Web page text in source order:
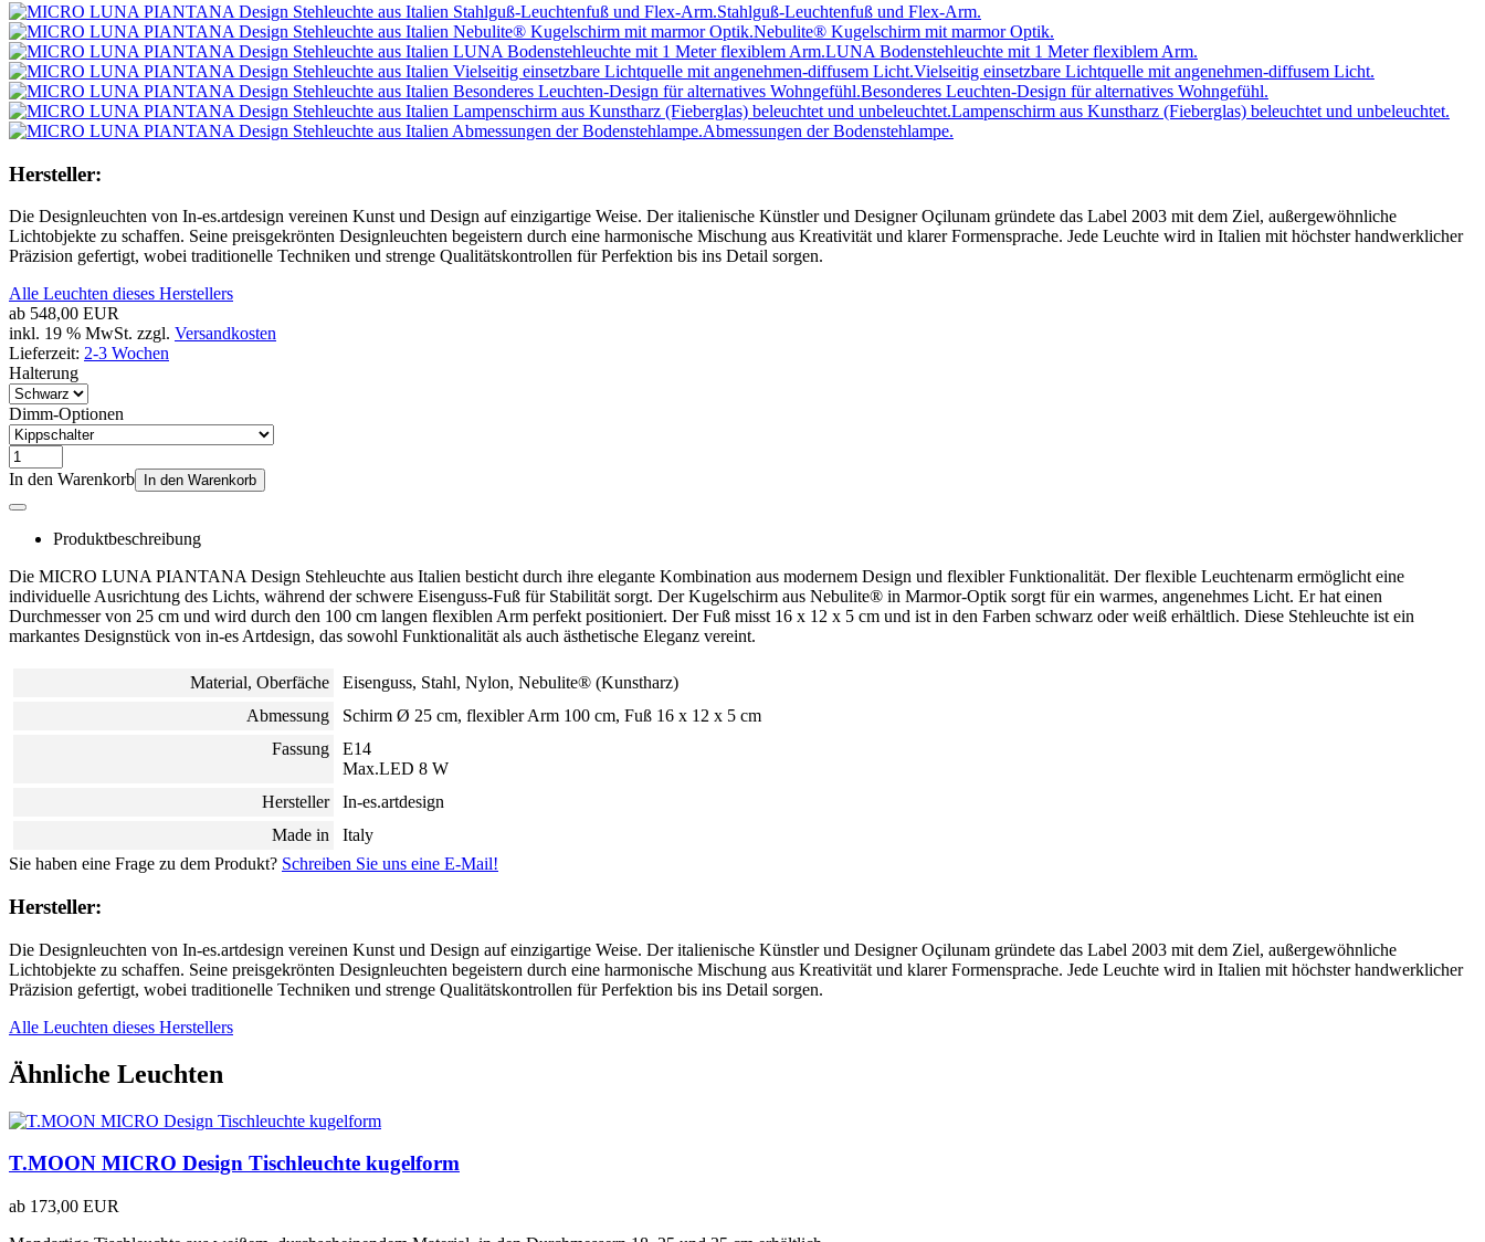
Stahlguß-Leuchtenfuß und Flex-Arm.
Nebulite® Kugelschirm mit marmor Optik.
LUNA Bodenstehleuchte mit 1 Meter flexiblem Arm.
Vielseitig einsetzbare Lichtquelle mit angenehmen-diffusem Licht.
Besonderes Leuchten-Design für alternatives Wohngefühl.
Lampenschirm aus Kunstharz (Fieberglas) beleuchtet und unbeleuchtet.
Abmessungen der Bodenstehlampe.
Hersteller:
Die Designleuchten von In-es.artdesign vereinen Kunst und Design auf einzigartige Weise. Der italienische Künstler und Designer Oçilunam gründete das Label 2003 mit dem Ziel, außergewöhnliche
Lichtobjekte zu schaffen. Seine preisgekrönten Designleuchten begeistern durch eine harmonische Mischung aus Kreativität und klarer Formensprache. Jede Leuchte wird in Italien mit höchster handwerklicher
Präzision gefertigt, wobei traditionelle Techniken und strenge Qualitätskontrollen für Perfektion bis ins Detail sorgen.
Alle Leuchten dieses Herstellers
ab 548,00 EUR
inkl. 19 % MwSt. zzgl. Versandkosten
Lieferzeit: 2-3 Wochen
Halterung
Dimm-Optionen
In den Warenkorb In den Warenkorb
Produktbeschreibung
Die MICRO LUNA PIANTANA Design Stehleuchte aus Italien besticht durch ihre elegante Kombination aus modernem Design und flexibler Funktionalität. Der flexible Leuchtenarm ermöglicht eine
individuelle Ausrichtung des Lichts, während der schwere Eisenguss-Fuß für Stabilität sorgt. Der Kugelschirm aus Nebulite® in Marmor-Optik sorgt für ein warmes, angenehmes Licht. Er hat einen
Durchmesser von 25 cm und wird durch den 100 cm langen flexiblen Arm perfekt positioniert. Der Fuß misst 16 x 12 x 5 cm und ist in den Farben schwarz oder weiß erhältlich. Diese Stehleuchte ist ein
markantes Designstück von in-es Artdesign, das sowohl Funktionalität als auch ästhetische Eleganz vereint.
Material, Oberfäche Eisenguss, Stahl, Nylon, Nebulite® (Kunstharz)
Abmessung
Schirm Ø 25 cm, flexibler Arm 100 cm, Fuß 16 x 12 x 5 cm
Fassung
E14
Max.LED 8 W
Hersteller
In-es.artdesign
Made in
Italy
Sie haben eine Frage zu dem Produkt? Schreiben Sie uns eine E-Mail!
Hersteller:
Die Designleuchten von In-es.artdesign vereinen Kunst und Design auf einzigartige Weise. Der italienische Künstler und Designer Oçilunam gründete das Label 2003 mit dem Ziel, außergewöhnliche
Lichtobjekte zu schaffen. Seine preisgekrönten Designleuchten begeistern durch eine harmonische Mischung aus Kreativität und klarer Formensprache. Jede Leuchte wird in Italien mit höchster handwerklicher
Präzision gefertigt, wobei traditionelle Techniken und strenge Qualitätskontrollen für Perfektion bis ins Detail sorgen.
Alle Leuchten dieses Herstellers
Ähnliche Leuchten
T.MOON MICRO Design Tischleuchte kugelform
ab 173,00 EUR